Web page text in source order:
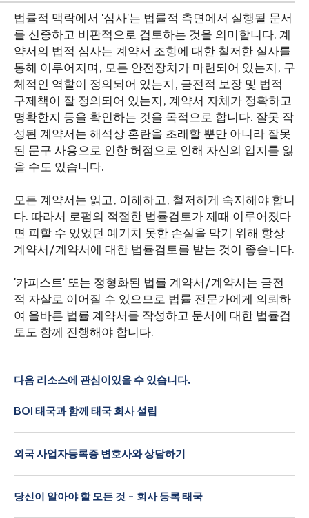
법률적 맥락에서 '심사'는 법률적 측면에서 실행될 문서
를 신중하고 비판적으로 검토하는 것을 의미합니다. 계
약서의 법적 심사는 계약서 조항에 대한 철저한 실사를
통해 이루어지며, 모든 안전장치가 마련되어 있는지, 구
체적인 역할이 정의되어 있는지, 금전적 보장 및 법적
구제책이 잘 정의되어 있는지, 계약서 자체가 정확하고
명확한지 등을 확인하는 것을 목적으로 합니다. 잘못 작
성된 계약서는 해석상 혼란을 초래할 뿐만 아니라 잘못
된 문구 사용으로 인한 허점으로 인해 자신의 입지를 잃
을 수도 있습니다.
모든 계약서는 읽고, 이해하고, 철저하게 숙지해야 합니
다. 따라서 로펌의 적절한 법률검토가 제때 이루어졌다
면 피할 수 있었던 예기치 못한 손실을 막기 위해 항상
계약서/계약서에 대한 법률검토를 받는 것이 좋습니다.
'카피스트' 또는 정형화된 법률 계약서/계약서는 금전
적 자살로 이어질 수 있으므로 법률 전문가에게 의뢰하
여 올바른 법률 계약서를 작성하고 문서에 대한 법률검
토도 함께 진행해야 합니다.
다음 리소스에 관심이있을 수 있습니다.
BOI 태국과 함께 태국 회사 설립
외국 사업자등록증 변호사와 상담하기
당신이 알아야 할 모든 것 - 회사 등록 태국